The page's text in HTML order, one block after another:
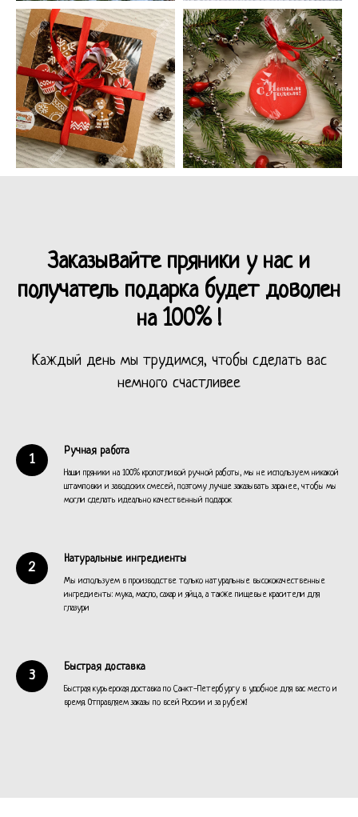
Заказывайте пряники у нас и
получатель подарка будет доволен
на 100% !
Каждый день мы трудимся, чтобы сделать вас
немного счастливее
Ручная работа
Наши пряники на 100% кропотливой ручной работы, мы не используем никакой
штамповки и заводских смесей, поэтому лучше заказывать заранее, чтобы мы
могли сделать идеально качественный подарок
Натуральные ингредиенты
Мы используем в производстве только натуральные высококачественные
ингредиенты: мука, масло, сахар и яйца, а также пищевые красители для
глазури
Быстрая доставка
Быстрая курьерская доставка по Санкт-Петербургу в удобное для вас место и
время. Отправляем заказы по всей России и за рубеж!